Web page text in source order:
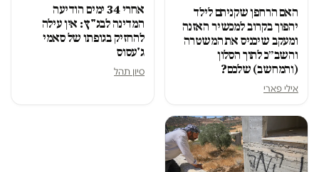
האם הרחפן שקניתם לילד
יהפוך בקרוב למכשיר האזנה
ומעקב שיכניס את המשטרה
והשב״כ לתוך הסלון
(והמחשב) שלכם?
אילי פארי
אחרי 34 ימים הודיעה
המדינה לבג"ץ: אין עילה
להחזיק בגופתו של סאמי
ג'עסוס
סיון תהל